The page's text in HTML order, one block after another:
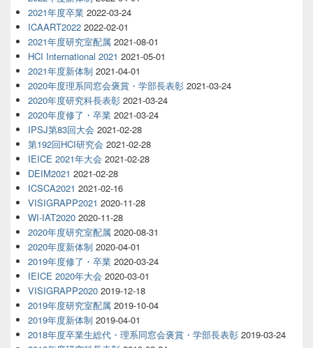
2021年度卒業 2022-03-24
ICAART2022 2022-02-01
2021年度研究室配属 2021-08-01
HCI International 2021 2021-05-01
2021年度新体制 2021-04-01
2020年度理系同窓会褒賞・学部長表彰 2021-03-24
2020年度研究科長表彰 2021-03-24
2020年度修了・卒業 2021-03-24
IPSJ第83回大会 2021-02-28
第192回HCI研究会 2021-02-28
IEICE 2021年大会 2021-02-28
DEIM2021 2021-02-28
ICSCA2021 2021-02-16
VISIGRAPP2021 2020-11-28
WI-IAT2020 2020-11-28
2020年度研究室配属 2020-08-31
2020年度新体制 2020-04-01
2019年度修了・卒業 2020-03-24
IEICE 2020年大会 2020-03-01
VISIGRAPP2020 2019-12-18
2019年度研究室配属 2019-10-04
2019年度新体制 2019-04-01
2018年度卒業生総代・理系同窓会褒賞・学部長表彰 2019-03-24